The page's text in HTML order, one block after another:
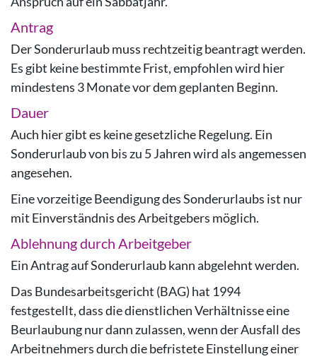
Antrag
Der Sonderurlaub muss rechtzeitig beantragt werden.
Es gibt keine bestimmte Frist, empfohlen wird hier
mindestens 3 Monatevor dem geplanten Beginn.
Dauer
Auch hier gibt es keine gesetzliche Regelung. Ein
Sonderurlaub von bis zu 5 Jahren wird als angemessen
angesehen.
Eine vorzeitige Beendigung des Sonderurlaubs ist nur
mit Einverständnis des Arbeitgebers möglich.
Ablehnung durch Arbeitgeber
Ein Antrag auf Sonderurlaub kann abgelehnt werden.
Das Bundesarbeitsgericht (BAG) hat 1994
festgestellt, dass die dienstlichen Verhältnisse eine
Beurlaubung nur dann zulassen, wenn der Ausfall des
Arbeitnehmers durch die befristete Einstellung einer